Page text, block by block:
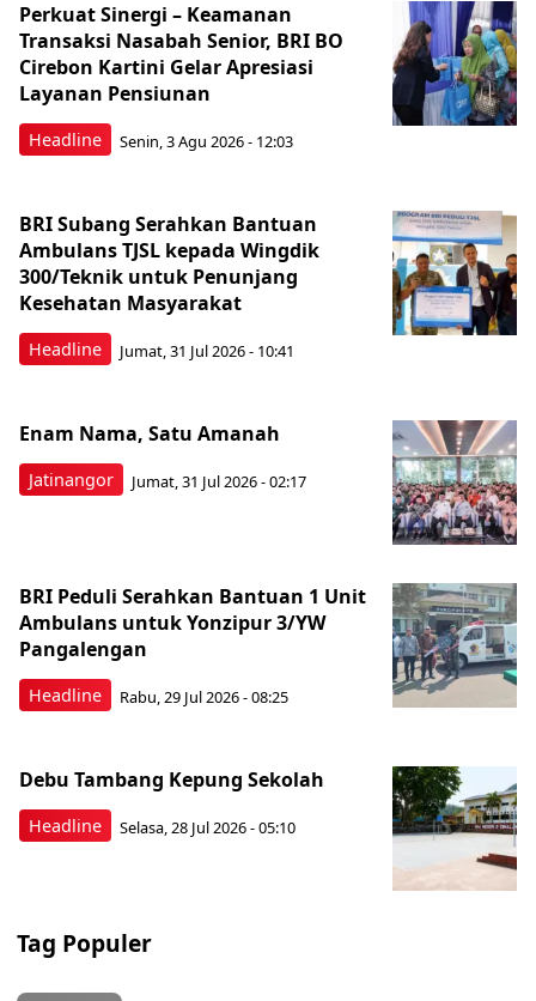
Headline
Perkuat Sinergi – Keamanan
Transaksi Nasabah Senior, BRI BO
Cirebon Kartini Gelar Apresiasi
Layanan Pensiunan
Senin, 3 Agu 2026 - 12:03
Headline
BRI Subang Serahkan Bantuan
Ambulans TJSL kepada Wingdik
300/Teknik untuk Penunjang
Kesehatan Masyarakat ​
Jumat, 31 Jul 2026 - 10:41
Jatinangor
Enam Nama, Satu Amanah
Jumat, 31 Jul 2026 - 02:17
Headline
BRI Peduli Serahkan Bantuan 1 Unit
Ambulans untuk Yonzipur 3/YW
Pangalengan
Rabu, 29 Jul 2026 - 08:25
Headline
Debu Tambang Kepung Sekolah
Selasa, 28 Jul 2026 - 05:10
Tag Populer